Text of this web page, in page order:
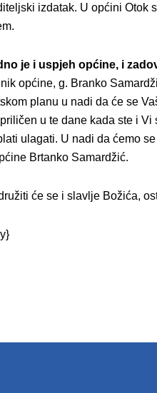
izdatak. U općini
je i uspjeh općine, i
općine, g. Branko
planu u nadi da će se
u te dane kada ste i
ulagati. U nadi da ćemo
Brtanko Samardžić.
će se i slavlje Božića,